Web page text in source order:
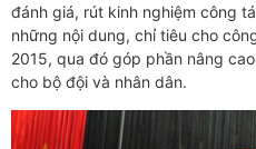
đánh giá, rút kinh nghiệm công
những nội dung, chỉ tiêu cho
2015, qua đó góp phần nâng
cho bộ đội và nhân dân.